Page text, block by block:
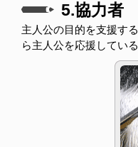
5.協力者
主人公の目的を支援す
ら主人公を応援してい